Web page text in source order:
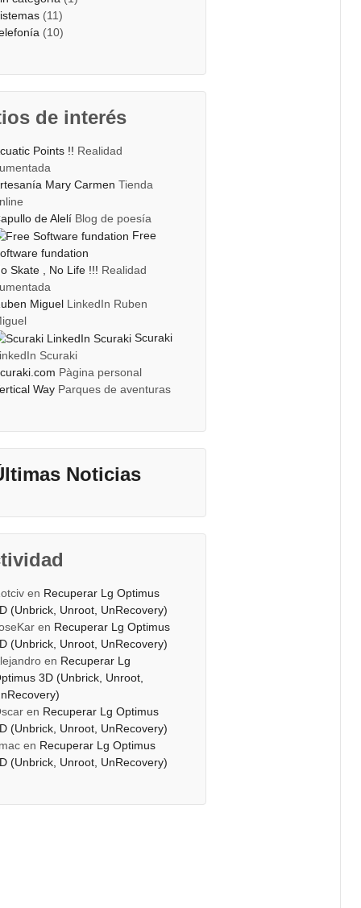
(11)
(10)
de interés
Points !! Realidad
Mary Carmen Tienda
de AlelíBlog de poesía
Free
fundation
Skate , No Life !!! Realidad
MiguelLinkedIn Ruben
Scuraki
Scuraki
Pàgina personal
WayParques de aventuras
Noticias
en Recuperar Lg Optimus
(Unbrick, Unroot, UnRecovery)
en Recuperar Lg Optimus
(Unbrick, Unroot, UnRecovery)
en Recuperar Lg
3D (Unbrick, Unroot,
en Recuperar Lg Optimus
(Unbrick, Unroot, UnRecovery)
en Recuperar Lg Optimus
(Unbrick, Unroot, UnRecovery)